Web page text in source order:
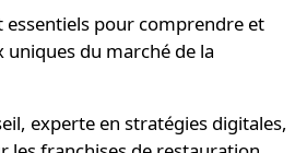
essentiels pour comprendre et
du marché de la
, experte en stratégies digitales,